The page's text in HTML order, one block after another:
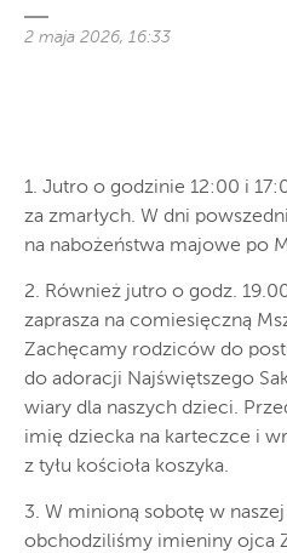
2 maja 2026, 16:33
1. Jutro o godzinie 12:00 i
za zmarłych. W dni
na nabożeństwa majowe po
2. Również jutro o godz.
zaprasza na comiesięczną
Zachęcamy rodziców do
do adoracji Najświętszego
wiary dla naszych dzieci.
imię dziecka na karteczce i
z tyłu kościoła koszyka.
3. W minioną sobotę w
obchodziliśmy imieniny ojca